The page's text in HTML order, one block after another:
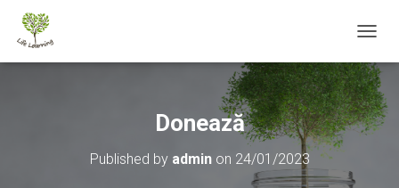
O
G
G
L
E
Donează
Published by adminon 24/01/2023